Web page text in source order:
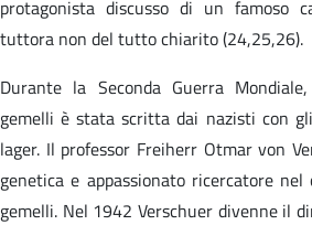
protagonista discusso di un famoso
tuttora non del tutto chiarito (24,25,26).
Durante la Seconda Guerra
gemelli è stata scritta dai nazisti con
lager. Il professor Freiherr Otmar von
genetica e appassionato ricercatore nel
gemelli. Nel 1942 Verschuer divenne il